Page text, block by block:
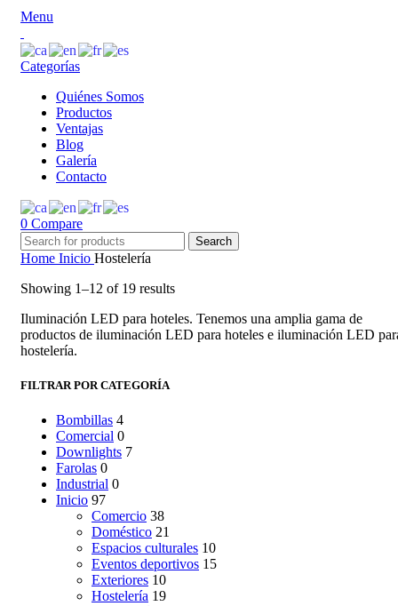
Menu
Categorías
Quiénes Somos
Productos
Ventajas
Blog
Galería
Contacto
0 Compare
Search
Home Inicio Hostelería
Showing 1–12 of 19 results
Iluminación LED para hoteles. Tenemos una amplia gama de
productos de iluminación LED para hoteles e iluminación LED
hostelería.
FILTRAR POR CATEGORÍA
Bombillas 4
Comercial 0
Downlights 7
Farolas 0
Industrial 0
Inicio 97
Comercio 38
Doméstico 21
Espacios culturales 10
Eventos deportivos 15
Exteriores 10
Hostelería 19